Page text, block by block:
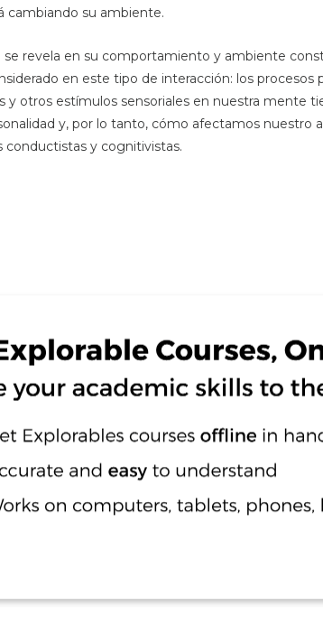
cambiando su ambiente.
revela en su comportamiento y ambiente
en este tipo de interacción: los procesos
y otros estímulos sensoriales en nuestra mente
y, por lo tanto, cómo afectamos nuestro
y cognitivistas.